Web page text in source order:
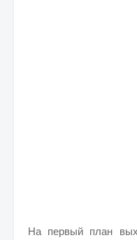
На первый план